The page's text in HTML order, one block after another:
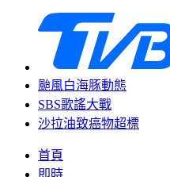
颱風白海豚動態
SBS歌謠大戰
沙拉油致癌物超標
首頁